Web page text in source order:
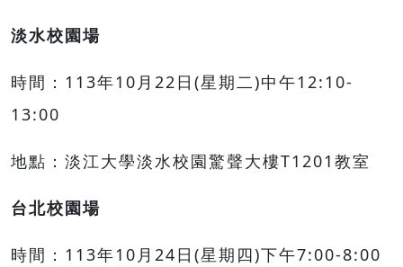
淡水校園場
時間：113年10月22日(星期二)中午12:10-
13:00
地點：淡江大學淡水校園驚聲大樓T1201教室
台北校園場
時間：113年10月24日(星期四)下午7:00-8:00